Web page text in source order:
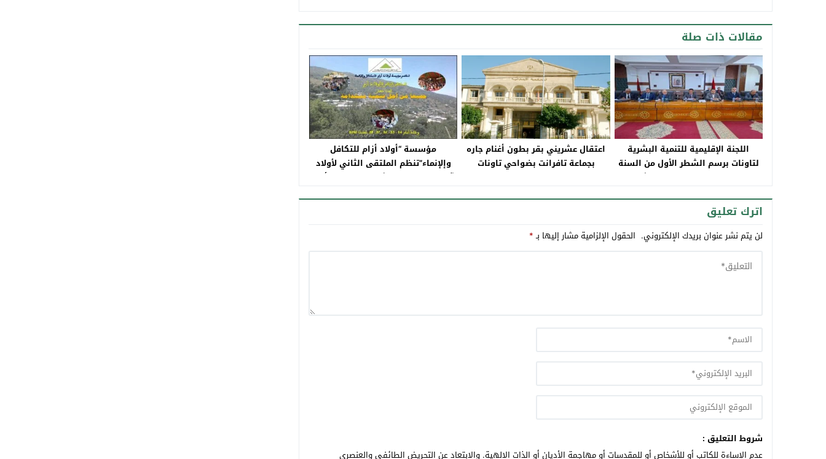
مقالات ذات صلة
اللجنة الإقليمية للتنمية البشرية
لتاونات برسم الشطر الأول من السنة
اعتقال عشريني بقر بطون أغنام جاره
بجماعة تافرانت بضواحي تاونات
مؤسسة “أولاد أزام للتكافل
وإلإنماء”تنظم الملتقى الثاني لأولاد
آزام بتاونات تحت شعار”جميعا من أجل
اترك تعليق
لن يتم نشر عنوان بريدك الإلكتروني. الحقول الإلزامية مشار إليها بـ*
شروط التعليق :
عدم الإساءة للكاتب أو للأشخاص أو للمقدسات أو مهاجمة الأديان أو الذات الالهية. والابتعاد عن التحريض الطائفي والعنصري